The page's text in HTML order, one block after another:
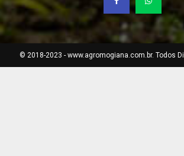
© 2018-2023 - www.agromogiana.com.br. Todos